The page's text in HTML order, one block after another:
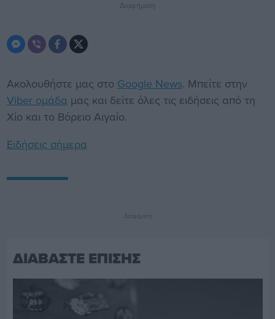
Διαφήμιση
Ακολουθήστε μας στο Google News. Μπείτε στην
Viber ομάδα μας και δείτε όλες τις ειδήσεις από τη
Χίο και το Βόρειο Αιγαίο.
Ειδήσεις σήμερα
Διαφήμιση
ΔΙΑΒΑΣΤΕ ΕΠΙΣΗΣ